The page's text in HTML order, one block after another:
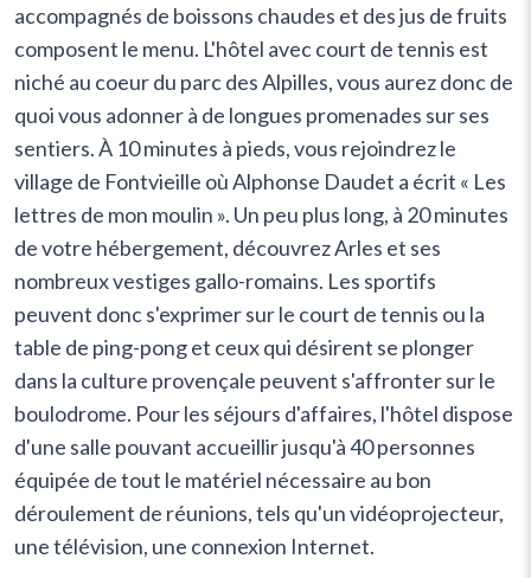
accompagnés de boissons chaudes et des jus de fruits
composent le menu. L'hôtel avec court de tennis est
niché au coeur du parc des Alpilles, vous aurez donc de
quoi vous adonner à de longues promenades sur ses
sentiers. À 10 minutes à pieds, vous rejoindrez le
village de Fontvieille où Alphonse Daudet a écrit « Les
lettres de mon moulin ». Un peu plus long, à 20 minutes
de votre hébergement, découvrez Arles et ses
nombreux vestiges gallo-romains. Les sportifs
peuvent donc s'exprimer sur le court de tennis ou la
table de ping-pong et ceux qui désirent se plonger
dans la culture provençale peuvent s'affronter sur le
boulodrome. Pour les séjours d'affaires, l'hôtel dispose
d'une salle pouvant accueillir jusqu'à 40 personnes
équipée de tout le matériel nécessaire au bon
déroulement de réunions, tels qu'un vidéoprojecteur,
une télévision, une connexion Internet.